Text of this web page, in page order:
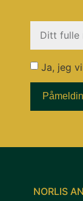
Ja, jeg
NORLIS